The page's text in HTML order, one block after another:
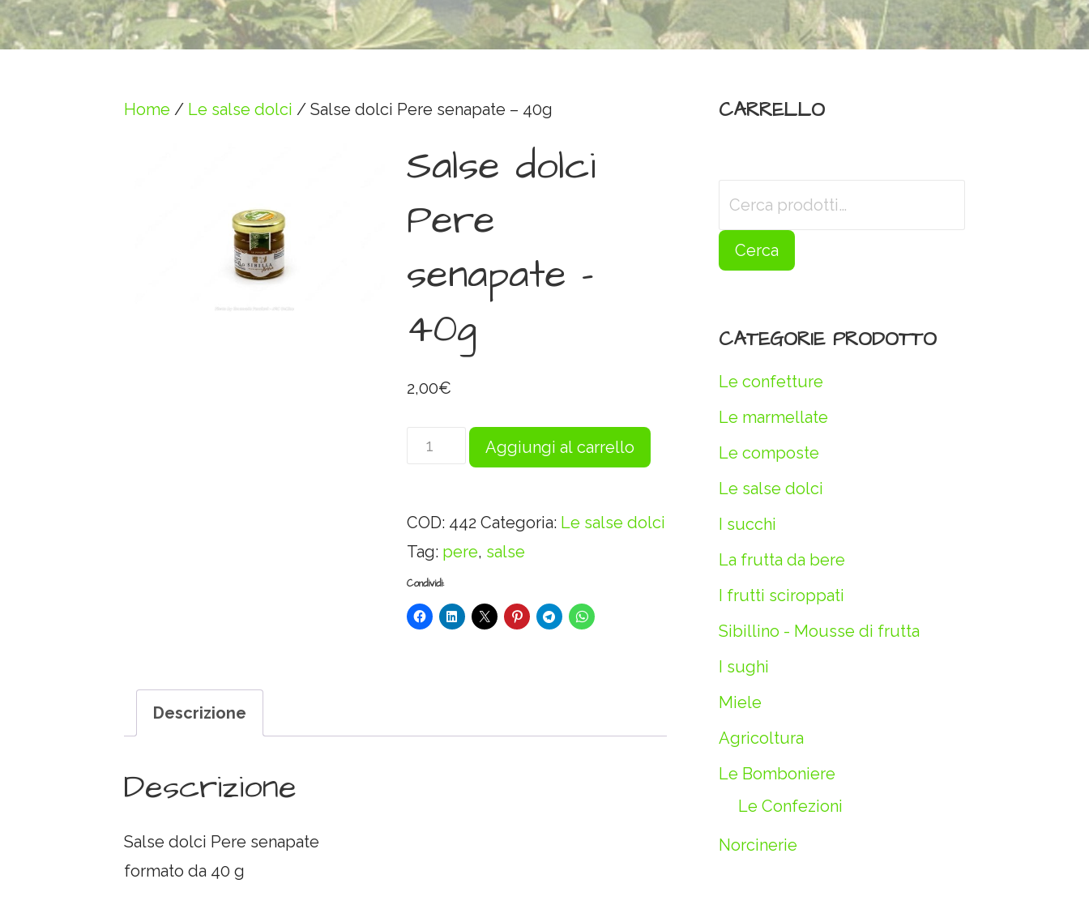
Home / Le salse dolci / Salse dolci Pere senapate – 40g
Salse dolci
Pere
senapate –
40g
2,00€
Salse
senapate
-
40g
quantità
Aggiungi al carrello
COD: 442 Categoria: Le salse dolci
Tag: pere, salse
Condividi:
Descrizione
Descrizione
Salse dolci Pere senapate
formato da 40 g
CARRELLO
Cerca:
Cerca
CATEGORIE PRODOTTO
Le confetture
Le marmellate
Le composte
Le salse dolci
I succhi
La frutta da bere
I frutti sciroppati
Sibillino - Mousse di frutta
I sughi
Miele
Agricoltura
Le Bomboniere
Le Confezioni
Norcinerie